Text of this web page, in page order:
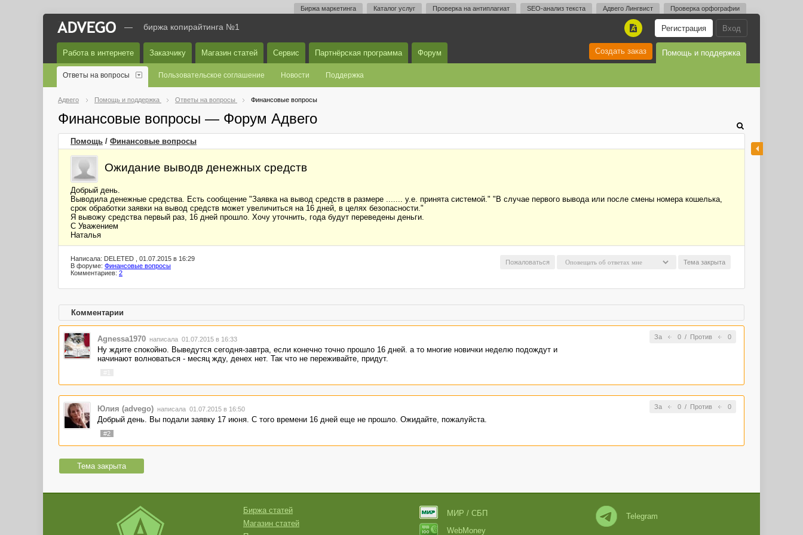
Биржа маркетинга Каталог услуг Проверка на антиплагиат SEO-анализ текста Адвего Лингвист Проверка орфографии
Вход
Регистрация
A
— биржа копирайтинга №1
Работа в интернете Заказчику Магазин статей Сервис Партнёрская программа Форум Помощь и поддержка
Создать заказ
Ответы на вопросы Пользовательское соглашение Новости Поддержка
Адвего Помощь и поддержка Ответы на вопросы Финансовые вопросы
Финансовые вопросы — Форум Адвего
Помощь / Финансовые вопросы
Ожидание выводв денежных средств
Добрый день.
Выводила денежные средства. Есть сообщение "Заявка на вывод средств в размере ....... у.е. принята системой." "В случае первого вывода или после смены номера кошелька,
срок обработки заявки на вывод средств может увеличиться на 16 дней, в целях безопасности."
Я вывожу средства первый раз, 16 дней прошло. Хочу уточнить, года будут переведены деньги.
С Уважением
Наталья
Тема закрыта
Пожаловаться
Написала: DELETED , 01.07.2015 в 16:29
В форуме: Финансовые вопросы
Комментариев: 2
Комментарии
За 0/ Против 0
Agnessa1970 написала 01.07.2015 в 16:33
Ну ждите спокойно. Выведутся сегодня-завтра, если конечно точно прошло 16 дней. а то многие новички неделю подождут и
начинают волноваться - месяц жду, денех нет. Так что не переживайте, придут.
За 0/ Против 0
Юлия (advego) написала 01.07.2015 в 16:50
Добрый день. Вы подали заявку 17 июня. С того времени 16 дней еще не прошло. Ожидайте, пожалуйста.
#2
Тема закрыта
Биржа статей
Магазин статей
МИР / СБП
WebMoney
Telegram